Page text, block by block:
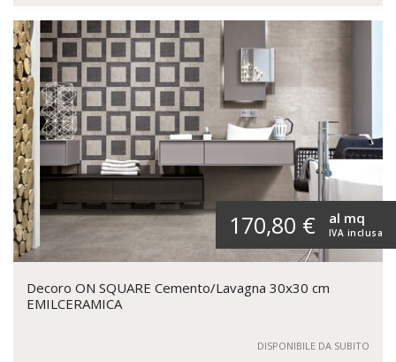
170,80 € IVA inclusa
al mq
Decoro ON SQUARE Cemento/Lavagna 30x30 cm
EMILCERAMICA
DISPONIBILE DA SUBITO